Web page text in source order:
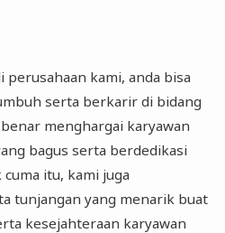
perusahaan kami, anda bisa
serta berkarir di bidang
menghargai karyawan
bagus serta berdedikasi
itu, kami juga
tunjangan yang menarik buat
kesejahteraan karyawan